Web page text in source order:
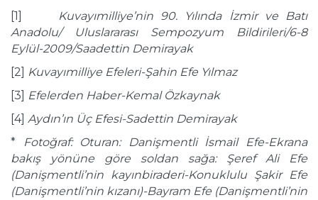
[1]
Kuvayımilliye’nin 90. Yılında İzmir ve Batı
Anadolu/ Uluslararası Sempozyum Bildirileri/6-8
Eylül-2009/Saadettin Demirayak
[2]
Kuvayımilliye Efeleri-Şahin Efe Yılmaz
[3]
Efelerden Haber-Kemal Özkaynak
[4] Aydın’ın Üç Efesi-Sadettin Demirayak
*
Fotoğraf:
Oturan: Danişmentli İsmail Efe-Ekrana
bakış yönüne göre soldan sağa: Şeref Ali Efe
(Danişmentli’nin kayınbiraderi-Konuklulu Şakir Efe
(Danişmentli’nin kızanı)-Bayram Efe (Danişmentli’nin